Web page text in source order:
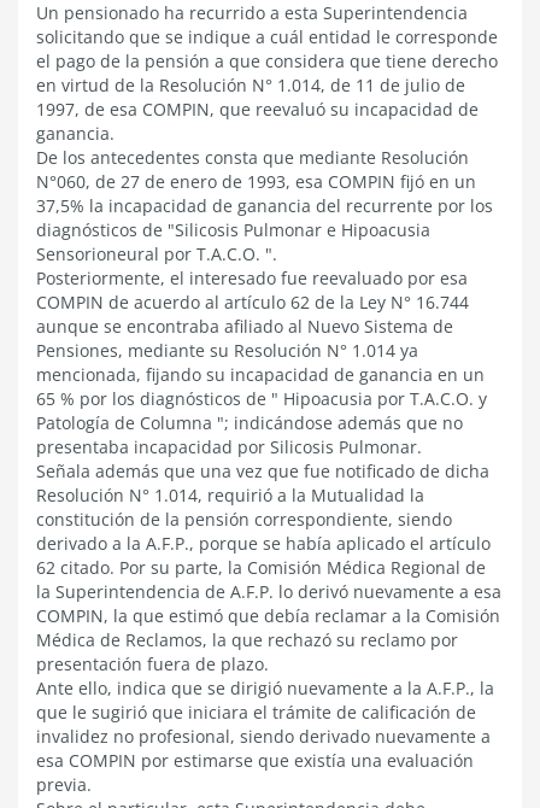
Un pensionado ha recurrido a esta Superintendencia
solicitando que se indique a cuál entidad le corresponde
el pago de la pensión a que considera que tiene derecho
en virtud de la Resolución N° 1.014, de 11 de julio de
1997, de esa COMPIN, que reevaluó su incapacidad de
ganancia.
De los antecedentes consta que mediante Resolución
N°060, de 27 de enero de 1993, esa COMPIN fijó en un
37,5% la incapacidad de ganancia del recurrente por los
diagnósticos de "Silicosis Pulmonar e Hipoacusia
Sensorioneural por T.A.C.O. ".
Posteriormente, el interesado fue reevaluado por esa
COMPIN de acuerdo al artículo 62 de la Ley N° 16.744
aunque se encontraba afiliado al Nuevo Sistema de
Pensiones, mediante su Resolución N° 1.014 ya
mencionada, fijando su incapacidad de ganancia en un
65 % por los diagnósticos de " Hipoacusia por T.A.C.O. y
Patología de Columna "; indicándose además que no
presentaba incapacidad por Silicosis Pulmonar.
Señala además que una vez que fue notificado de dicha
Resolución N° 1.014, requirió a la Mutualidad la
constitución de la pensión correspondiente, siendo
derivado a la A.F.P., porque se había aplicado el artículo
62 citado. Por su parte, la Comisión Médica Regional de
la Superintendencia de A.F.P. lo derivó nuevamente a esa
COMPIN, la que estimó que debía reclamar a la Comisión
Médica de Reclamos, la que rechazó su reclamo por
presentación fuera de plazo.
Ante ello, indica que se dirigió nuevamente a la A.F.P., la
que le sugirió que iniciara el trámite de calificación de
invalidez no profesional, siendo derivado nuevamente a
esa COMPIN por estimarse que existía una evaluación
previa.